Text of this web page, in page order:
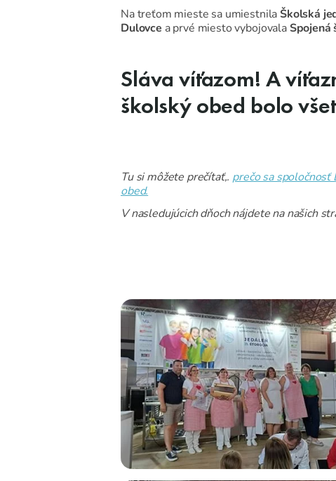
Na treťom mieste sa umiestnilaŠkolská
Dulovce a prvé miesto vybojovalaSpojená
Sláva víťazom! A
školský obed bolo
Tu si môžete prečítať,. prečo sa
obed.
V nasledujúcich dňoch nájdete na našich